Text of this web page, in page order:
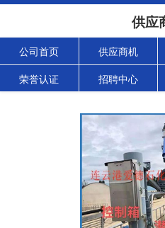
供应
公司首页 供应商机
荣誉认证 招聘中心